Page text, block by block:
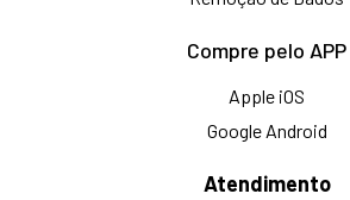
Compre pelo APP
Apple iOS
Google Android
Atendimento